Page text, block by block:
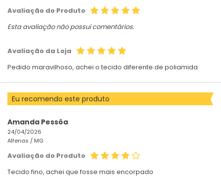
Avaliação do Produto
Esta avaliação não possui comentários.
Avaliação da Loja
Pedido maravilhoso, achei o tecido diferente de poliamida
Eu recomendo este produto
Amanda Pessôa
24/04/2026
Alfenas / MG
Avaliação do Produto
Tecido fino, achei que fosse mais encorpado